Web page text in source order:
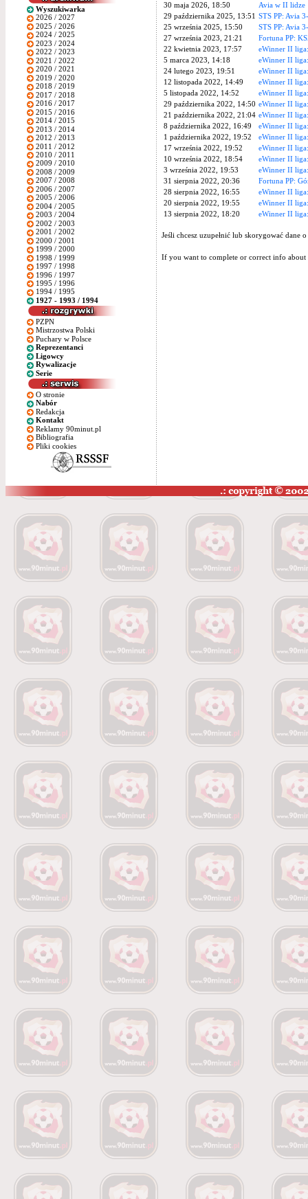
Wyszukiwarka
2026 / 2027
2025 / 2026
2024 / 2025
2023 / 2024
2022 / 2023
2021 / 2022
2020 / 2021
2019 / 2020
2018 / 2019
2017 / 2018
2016 / 2017
2015 / 2016
2014 / 2015
2013 / 2014
2012 / 2013
2011 / 2012
2010 / 2011
2009 / 2010
2008 / 2009
2007 / 2008
2006 / 2007
2005 / 2006
2004 / 2005
2003 / 2004
2002 / 2003
2001 / 2002
2000 / 2001
1999 / 2000
1998 / 1999
1997 / 1998
1996 / 1997
1995 / 1996
1994 / 1995
1927 - 1993 / 1994
PZPN
Mistrzostwa Polski
Puchary w Polsce
Reprezentanci
Ligowcy
Rywalizacje
Serie
O stronie
Nabór
Redakcja
Kontakt
Reklamy 90minut.pl
Bibliografia
Pliki cookies
30 maja 2026, 18:50
Avia w II lidze
29 października 2025, 13:51 STS PP: Avia
25 września 2025, 15:50
STS PP: Avia
27 września 2023, 21:21
Fortuna PP:
22 kwietnia 2023, 17:57
eWinner II
5 marca 2023, 14:18
eWinner II
24 lutego 2023, 19:51
eWinner II
12 listopada 2022, 14:49
eWinner II
5 listopada 2022, 14:52
eWinner II
29 października 2022, 14:50 eWinner II
21 października 2022, 21:04 eWinner II
8 października 2022, 16:49
eWinner II
1 października 2022, 19:52
eWinner II
17 września 2022, 19:52
eWinner II
10 września 2022, 18:54
eWinner II
3 września 2022, 19:53
eWinner II
31 sierpnia 2022, 20:36
Fortuna PP:
28 sierpnia 2022, 16:55
eWinner II
20 sierpnia 2022, 19:55
eWinner II
13 sierpnia 2022, 18:20
eWinner II
Jeśli chcesz uzupełnić lub skorygować
If you want to complete or correct info